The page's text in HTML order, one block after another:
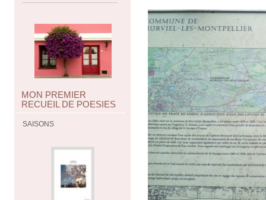
MON PREMIER
RECUEIL DE POESIES
SAISONS